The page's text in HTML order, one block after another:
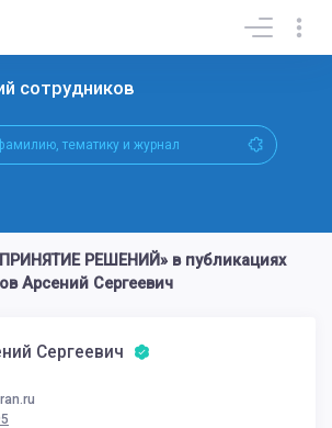
сотрудников
РЕШЕНИЙ» в публикациях
Арсений Сергеевич
Сергеевич